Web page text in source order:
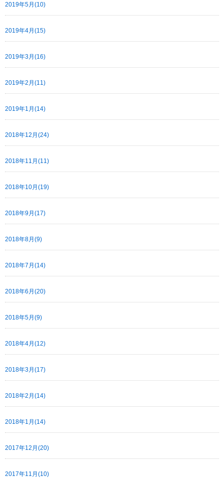
2019年5月(10)
2019年4月(15)
2019年3月(16)
2019年2月(11)
2019年1月(14)
2018年12月(24)
2018年11月(11)
2018年10月(19)
2018年9月(17)
2018年8月(9)
2018年7月(14)
2018年6月(20)
2018年5月(9)
2018年4月(12)
2018年3月(17)
2018年2月(14)
2018年1月(14)
2017年12月(20)
2017年11月(10)